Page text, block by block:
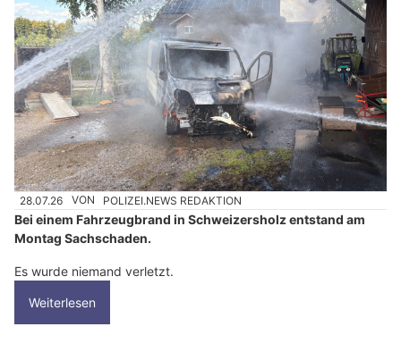
28.07.26 VON POLIZEI.NEWS REDAKTION
Bei einem Fahrzeugbrand in Schweizersholz entstand am
Montag Sachschaden.
Es wurde niemand verletzt.
Weiterlesen